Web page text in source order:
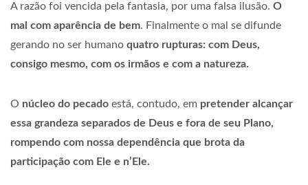
A razão foi vencida pela fantasia, por uma falsa ilusão. O
mal com aparência de bem. Finalmente o mal se difunde
gerando no ser humano quatro rupturas: com Deus,
consigo mesmo, com os irmãos e com a natureza.
O núcleo do pecado está, contudo, em pretender alcançar
essa grandeza separados de Deus e fora de seu Plano,
rompendo com nossa dependência que brota da
participação com Ele e n’Ele.